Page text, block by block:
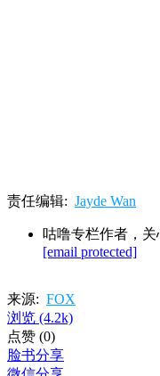
责任编辑: Jayde Wan
咕噜专栏作者，关
[email protected]
来源: FOX
浏览 (4.2k)
点赞 (0)
脸书分享